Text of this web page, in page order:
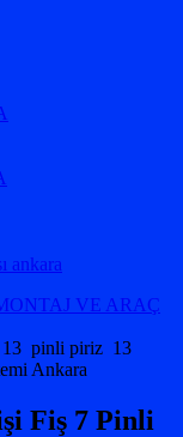
ankara
Fiş 7 Pinli